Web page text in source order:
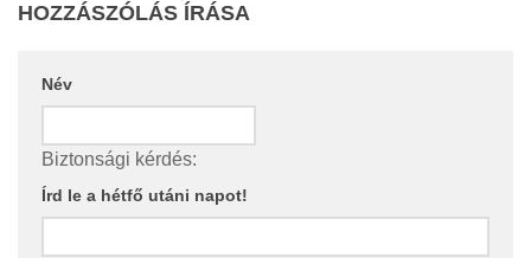
HOZZÁSZÓLÁS ÍRÁSA
Név
Biztonsági kérdés:
Írd le a hétfő utáni napot!